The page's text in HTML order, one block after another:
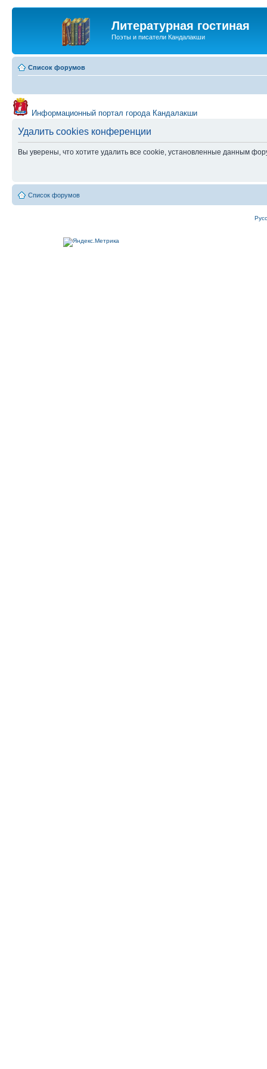
Литературная гостиная
Поэты и писатели Кандалакши
Список форумов
Информационный портал города Кандалакши
Удалить cookies конференции
Вы уверены, что хотите удалить все cookie, установленные данным
Список форумов